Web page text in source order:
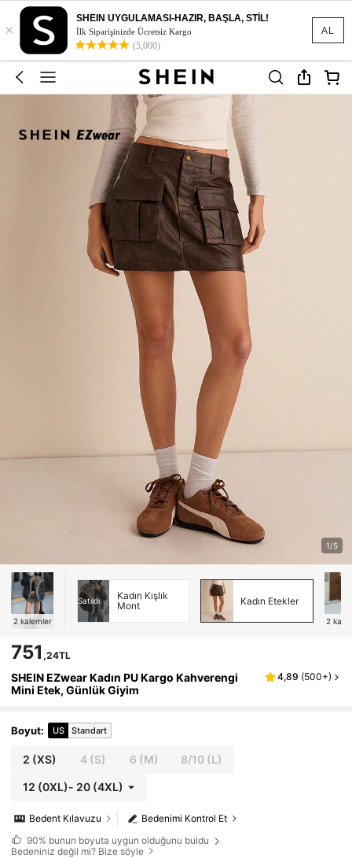
AL
×
SHEIN UYGULAMASI-HAZIR, BAŞLA, STİL!
İlk Siparişinizde Ücretsiz Kargo
(5,000)
1/5
2 kalemler
Satıldı
Kadın Kışlık
Mont
Kadın Etekler
2
751 ,24TL
SHEIN EZwear Kadın PU Kargo Kahverengi
Mini Etek, Günlük Giyim
4,89 (500+)
Boyut: US Standart
2 (XS) 4(S) 6 (M) 8/10 (L)
12 (0XL)- 20 (4XL)
Bedenimi Kontrol Et
Bedent Kılavuzu
90% bunun boyuta uygun olduğunu buldu
Bedeniniz değil mi? Bize söyle